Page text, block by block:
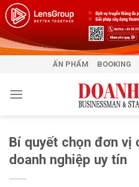
Skip
to
content
ẤN PHẨM BOOKING
Bí quyết chọn đơn vị
doanh nghiệp uy tín